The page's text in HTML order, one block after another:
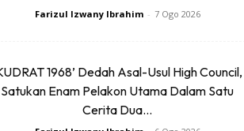
Farizul Izwany Ibrahim - 7 Ogo 2026
1968’ Dedah Asal-Usul High Council,
Satukan Enam Pelakon Utama Dalam Satu
Cerita Dua...